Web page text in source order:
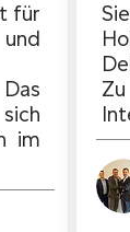
für
im